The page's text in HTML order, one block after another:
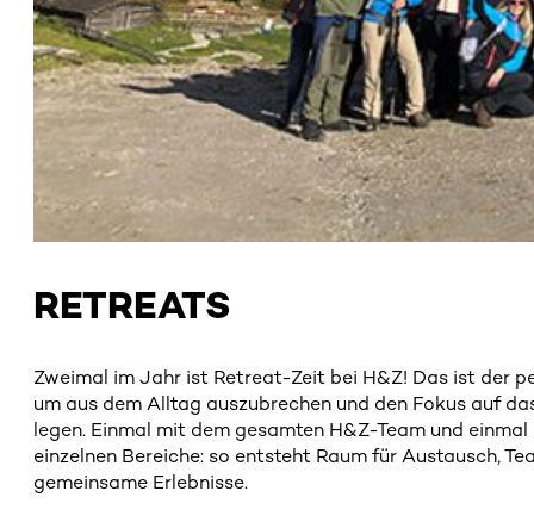
RETREATS
Zweimal im Jahr ist Retreat-Zeit bei H&Z! Das ist der
um aus dem Alltag auszubrechen und den Fokus auf
legen. Einmal mit dem gesamten H&Z-Team und
einzelnen Bereiche: so entsteht Raum für Austausch,
gemeinsame Erlebnisse.